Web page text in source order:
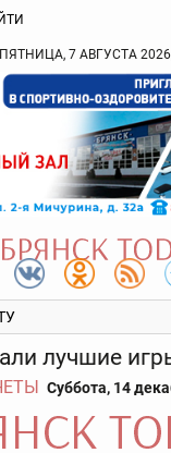
ПЯТНИЦА, 7 АВГУСТА
лучшие
Суббота, 14